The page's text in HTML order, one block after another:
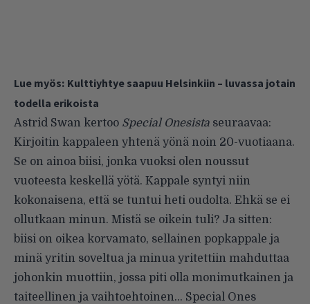
Lue myös: Kulttiyhtye saapuu Helsinkiin – luvassa jotain
todella erikoista
Astrid Swan kertoo Special Onesista seuraavaa:
Kirjoitin kappaleen yhtenä yönä noin 20-vuotiaana.
Se on ainoa biisi, jonka vuoksi olen noussut
vuoteesta keskellä yötä. Kappale syntyi niin
kokonaisena, että se tuntui heti oudolta. Ehkä se ei
ollutkaan minun. Mistä se oikein tuli? Ja sitten:
biisi on oikea korvamato, sellainen popkappale ja
minä yritin soveltua ja minua yritettiin mahduttaa
johonkin muottiin, jossa piti olla monimutkainen ja
taiteellinen ja vaihtoehtoinen… Special Ones